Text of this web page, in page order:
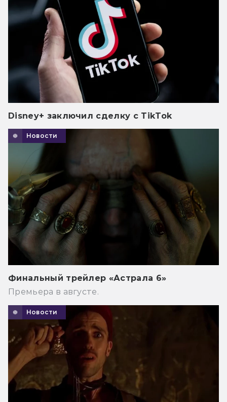
Disney+ заключил сделку с TikTok
Новости
Финальный трейлер «Астрала 6»
Премьера в августе.
Новости